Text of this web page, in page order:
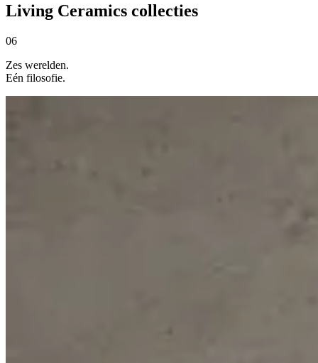
Living Ceramics collecties
06
Zes werelden.
Eén filosofie.